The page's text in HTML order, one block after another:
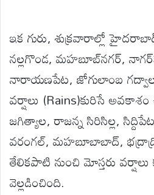
ఇక గురు, శుక్రవారాల్లో
న‌ల్లగొండ‌, మ‌హ‌బూబ్‌న‌గ‌ర్‌,
నారాయణపేట, జోగులాంబ గద్వాల
వ‌ర్షాలు (Rains)కురిసే
జ‌గిత్యాల‌, రాజ‌న్న సిరిసిల్ల‌,
వ‌రంగ‌ల్, మ‌హ‌బూబాబాద్‌, భ‌ద్రాద్రి
తేలిక‌పాటి నుంచి మోస్తరు వ‌ర్షాలు
వెల్లడించింది.